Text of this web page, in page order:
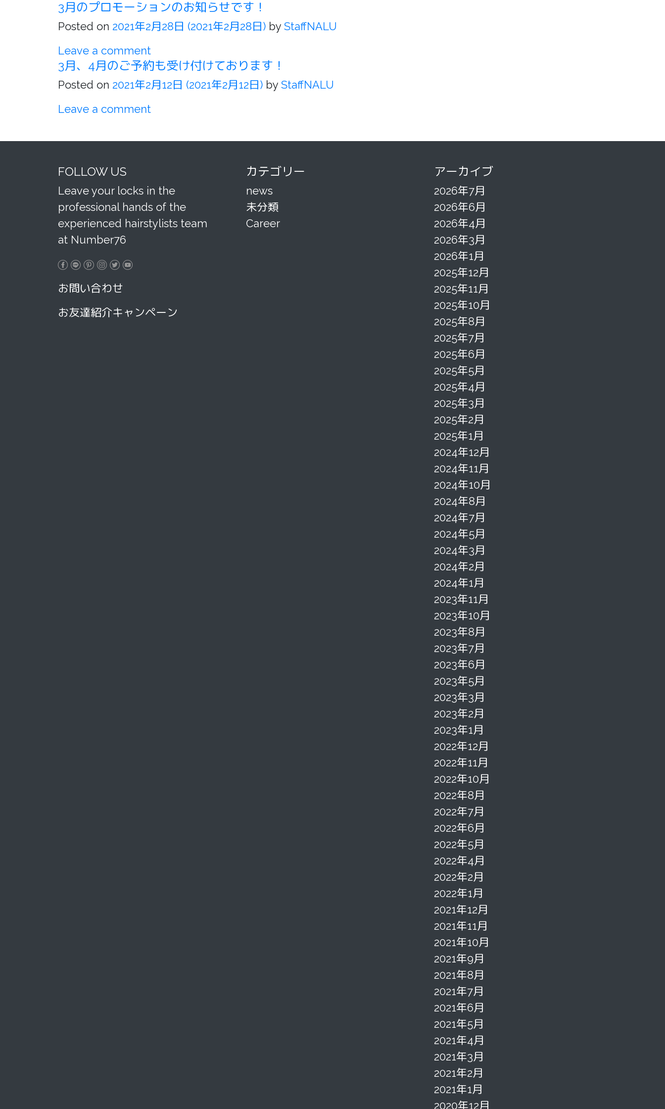
3月のプロモーションのお知らせです！
Posted on 2021年2月28日 (2021年2月28日) by StaffNALU
Leave a comment
3月、4月のご予約も受け付けております！
Posted on 2021年2月12日 (2021年2月12日) by StaffNALU
Leave a comment
FOLLOW US
Leave your locks in the
professional hands of the
experienced hairstylists team
at Number76
お問い合わせ
お友達紹介キャンペーン
カテゴリー
news
未分類
Career
アーカイブ
2026年7月
2026年6月
2026年4月
2026年3月
2026年1月
2025年12月
2025年11月
2025年10月
2025年8月
2025年7月
2025年6月
2025年5月
2025年4月
2025年3月
2025年2月
2025年1月
2024年12月
2024年11月
2024年10月
2024年8月
2024年7月
2024年5月
2024年3月
2024年2月
2024年1月
2023年11月
2023年10月
2023年8月
2023年7月
2023年6月
2023年5月
2023年3月
2023年2月
2023年1月
2022年12月
2022年11月
2022年10月
2022年8月
2022年7月
2022年6月
2022年5月
2022年4月
2022年2月
2022年1月
2021年12月
2021年11月
2021年10月
2021年9月
2021年8月
2021年7月
2021年6月
2021年5月
2021年4月
2021年3月
2021年2月
2021年1月
2020年12月